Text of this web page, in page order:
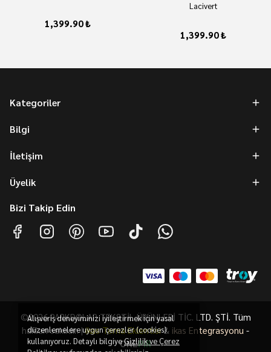
Alışveriş deneyiminizi iyileştirmek için yasal
düzenlemelere uygun çerezler (cookies)
kullanıyoruz. Detaylı bilgiyeGizlilik ve Çerez
1,399.90 ₺
Lacivert
1,399.90 ₺
Kategoriler
Bilgi
İletişim
Üyelik
Bizi Takip Edin
©2026 PARKDOLAP TEKSTİL ÜRÜNLERİ TİC. LTD. ŞTİ. Tüm
hakları saklıdır. |ikas Tema Eklentisi& ikas Entegrasyonu -
ONEPiR